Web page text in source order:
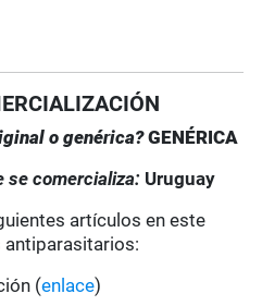
o genérica?GENÉRICA
se comercializa: Uruguay
artículos en este
(enlace)